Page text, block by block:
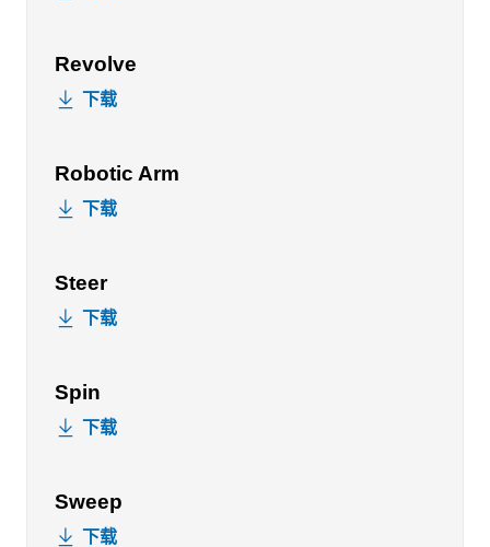
Revolve
下载
Robotic Arm
下载
Steer
下载
Spin
下载
Sweep
下载